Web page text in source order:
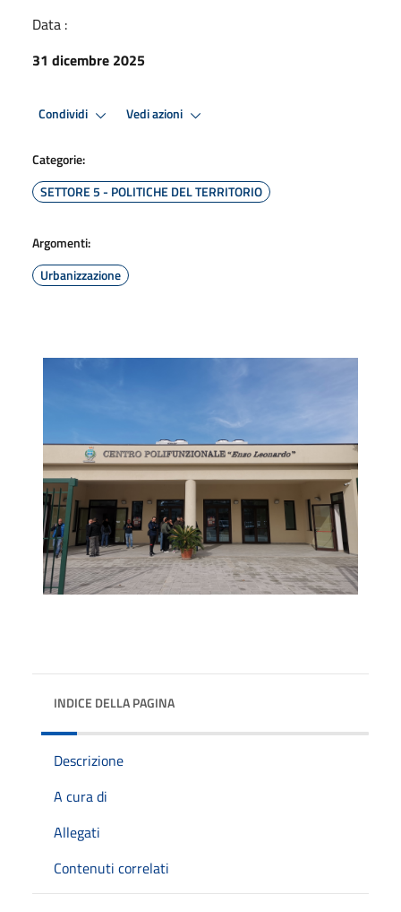
Data :
31 dicembre 2025
Condividi Vedi azioni
Categorie:
SETTORE 5 - POLITICHE DEL TERRITORIO
Argomenti:
Urbanizzazione
INDICE DELLA PAGINA
Descrizione
A cura di
Allegati
Contenuti correlati